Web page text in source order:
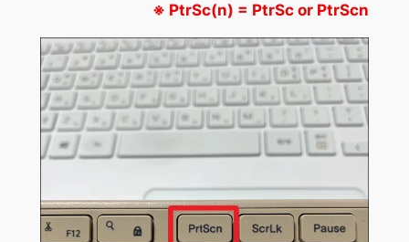
※ PtrSc(n) = PtrSc or PtrScn